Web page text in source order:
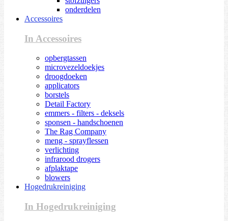
onderdelen
Accessoires
In Accessoires
opbergtassen
microvezeldoekjes
droogdoeken
applicators
borstels
Detail Factory
emmers - filters - deksels
sponsen - handschoenen
The Rag Company
meng - sprayflessen
verlichting
infrarood drogers
afplaktape
blowers
Hogedrukreiniging
In Hogedrukreiniging